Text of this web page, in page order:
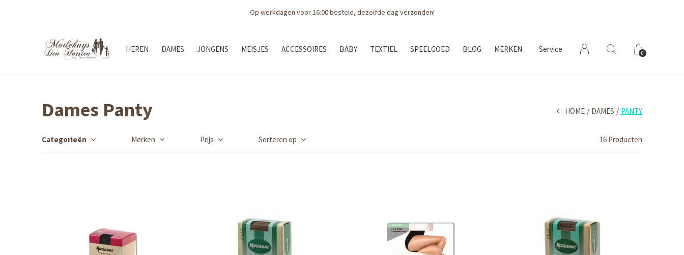
HEREN DAMES JONGENS MEISJES ACCESSOIRES BABY TEXTIEL SPEELGOED BLOG MERKEN Service 0
Gratis bezorging boven € 75,--
Dames Panty HOME DAMES PANTY
Categorieën Merken Prijs Sorteren op 16 Producten